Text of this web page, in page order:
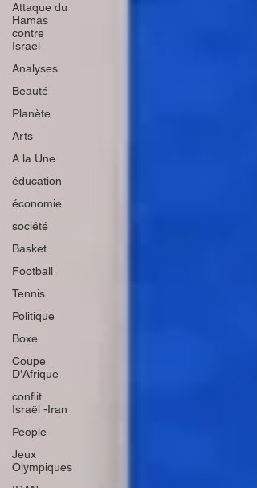
Attaque du
Hamas
contre
Israël
Analyses
Beauté
Planète
Arts
A la Une
éducation
économie
société
Basket
Football
Tennis
Politique
Boxe
Coupe
D'Afrique
conflit
Israël -Iran
People
Jeux
Olympiques